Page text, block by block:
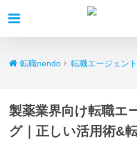
転職nendo 転職エージェント
製薬業界向け転職エ
グ｜正しい活用術&